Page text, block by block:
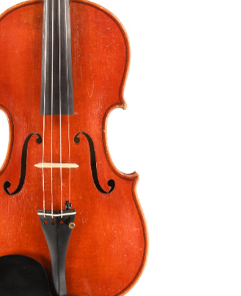
Mes commandes
Favoris
Violons d'enfants
Archets violon
Archets violoncelle
Accessoires
CV Selectio